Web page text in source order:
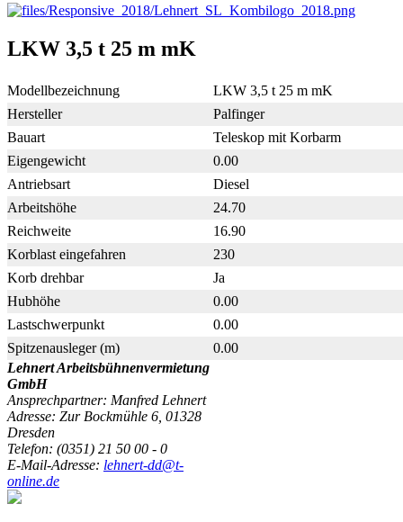
LKW 3,5 t 25 m mK
Modellbezeichnung
LKW 3,5 t 25 m mK
Hersteller
Palfinger
Bauart
Teleskop mit Korbarm
Eigengewicht
0.00
Antriebsart
Diesel
Arbeitshöhe
24.70
Reichweite
16.90
Korblast eingefahren
230
Korb drehbar
Ja
Hubhöhe
0.00
Lastschwerpunkt
0.00
Spitzenausleger (m)
0.00
Lehnert Arbeitsbühnenvermietung
GmbH
Ansprechpartner: Manfred Lehnert
Adresse: Zur Bockmühle 6, 01328
Dresden
Telefon: (0351) 21 50 00 - 0
E-Mail-Adresse: lehnert-dd@t-
online.de